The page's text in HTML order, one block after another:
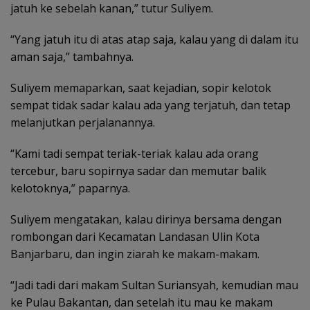
jatuh ke sebelah kanan,” tutur Suliyem.
“Yang jatuh itu di atas atap saja, kalau yang di dalam itu
aman saja,” tambahnya.
Suliyem memaparkan, saat kejadian, sopir kelotok
sempat tidak sadar kalau ada yang terjatuh, dan tetap
melanjutkan perjalanannya.
“Kami tadi sempat teriak-teriak kalau ada orang
tercebur, baru sopirnya sadar dan memutar balik
kelotoknya,” paparnya.
Suliyem mengatakan, kalau dirinya bersama dengan
rombongan dari Kecamatan Landasan Ulin Kota
Banjarbaru, dan ingin ziarah ke makam-makam.
“Jadi tadi dari makam Sultan Suriansyah, kemudian mau
ke Pulau Bakantan, dan setelah itu mau ke makam